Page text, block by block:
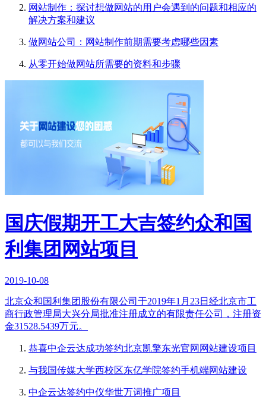
网站制作：探讨想做网站的用户会遇到的问题和相应的
解决方案和建议
做网站公司：网站制作前期需要考虑哪些因素
从零开始做网站所需要的资料和步骤
国庆假期开工大吉签约众和国
利集团网站项目
2019-10-08
北京众和国利集团股份有限公司于2019年1月23日经北京市工
商行政管理局大兴分局批准注册成立的有限责任公司，注册资
金31528.5439万元。
恭喜中企云达成功签约北京凯擎东光官网网站建设项目
与我国传媒大学西校区东亿学院签约手机端网站建设
中企云达签约中仪华世万词推广项目